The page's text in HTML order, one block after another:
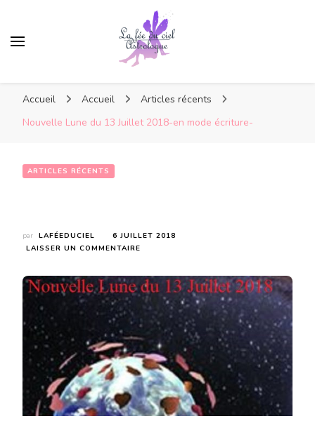
Accueil Accueil
Articles récents
Nouvelle Lune du 13 Juillet 2018-en mode écriture-
ARTICLES RÉCENTS
par LAFÉEDUCIEL
6 JUILLET 2018
LAISSER UN COMMENTAIRE
DU
13
JUILLET
2018-
EN
MODE
ÉCRITURE-